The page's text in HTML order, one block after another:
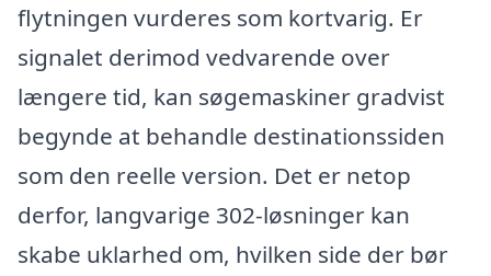
flytningen vurderes som kortvarig. Er
signalet derimod vedvarende over
længere tid, kan søgemaskiner gradvist
begynde at behandle destinationssiden
som den reelle version. Det er netop
derfor, langvarige 302-løsninger kan
skabe uklarhed om, hvilken side der bør